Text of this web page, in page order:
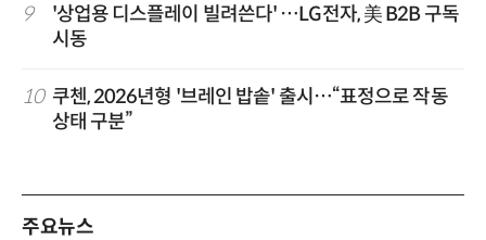
9
'상업용 디스플레이 빌려쓴다' …LG전자, 美 B2B 구독
시동
10 쿠첸, 2026년형 '브레인 밥솥' 출시…“표정으로 작동
상태 구분”
주요뉴스